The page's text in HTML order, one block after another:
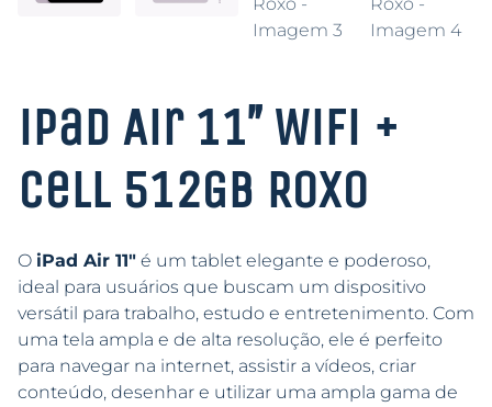
iPad Air 11″ WiFi +
Cell 512GB Roxo
O iPad Air 11″ é um tablet elegante e poderoso,
ideal para usuários que buscam um dispositivo
versátil para trabalho, estudo e entretenimento. Com
uma tela ampla e de alta resolução, ele é perfeito
para navegar na internet, assistir a vídeos, criar
conteúdo, desenhar e utilizar uma ampla gama de